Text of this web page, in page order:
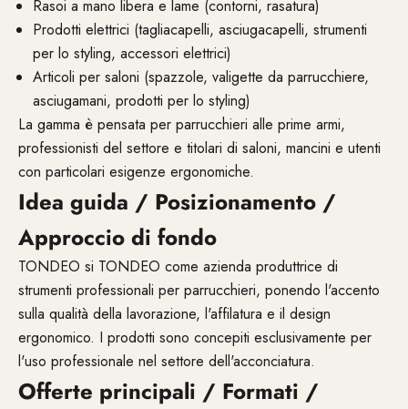
Rasoi a mano libera e lame (contorni, rasatura)
Prodotti elettrici (tagliacapelli, asciugacapelli, strumenti
per lo styling, accessori elettrici)
Articoli per saloni (spazzole, valigette da parrucchiere,
asciugamani, prodotti per lo styling)
La gamma è pensata per parrucchieri alle prime armi,
professionisti del settore e titolari di saloni, mancini e utenti
con particolari esigenze ergonomiche.
Idea guida / Posizionamento /
Approccio di fondo
TONDEO si TONDEO come azienda produttrice di
strumenti professionali per parrucchieri, ponendo l'accento
sulla qualità della lavorazione, l'affilatura e il design
ergonomico. I prodotti sono concepiti esclusivamente per
l'uso professionale nel settore dell'acconciatura.
Offerte principali / Formati /